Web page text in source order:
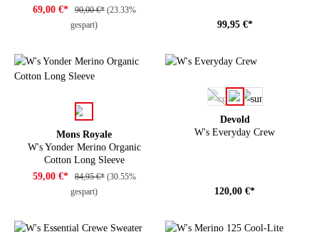
69,00 €* 90,00 €* (23.33%
gespart)
99,95 €*
Mons Royale
W's Yonder Merino Organic
Cotton Long Sleeve
auswählen
59,00 €* 84,95 €* (30.55%
gespart)
Devold
W's Everyday Crew
Farbeauswählen
(Diese Option ist zurzeit
120,00 €*